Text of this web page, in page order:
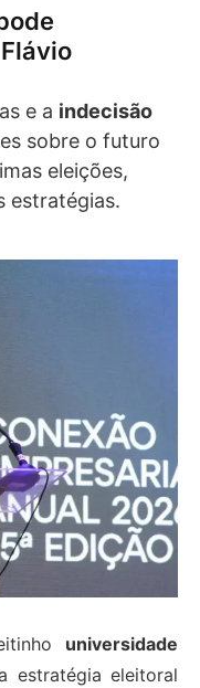
e a indecisão
sobre o futuro
eleições,
estratégias.
universidade
estratégia eleitoral